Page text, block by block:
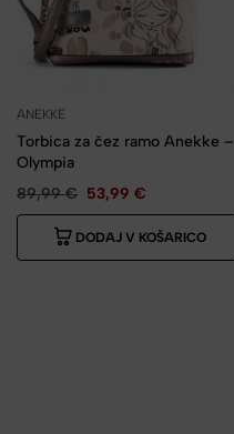
ANEKKE
Torbica za čez ramo Anekke –
Olympia
89,99€ 53,99 €
DODAJ V KOŠARICO